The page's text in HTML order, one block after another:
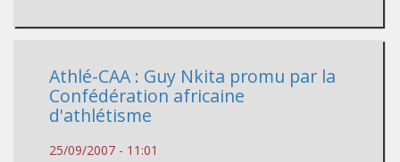
Athlé-CAA : Guy Nkita promu par la
Confédération africaine
d'athlétisme
25/09/2007 - 11:01